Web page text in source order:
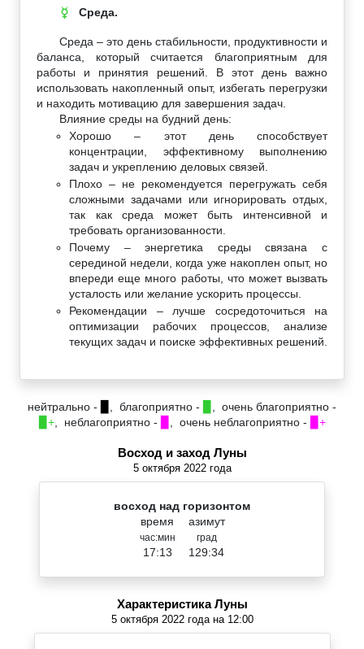
☿ Среда.
Среда – это день стабильности, продуктивности и
баланса, который считается благоприятным для
работы и принятия решений. В этот день важно
использовать накопленный опыт, избегать перегрузки
и находить мотивацию для завершения задач.
Влияние среды на будний день:
Хорошо – этот день способствует
концентрации, эффективному выполнению
задач и укреплению деловых связей.
Плохо – не рекомендуется перегружать себя
сложными задачами или игнорировать отдых,
так как среда может быть интенсивной и
требовать организованности.
Почему – энергетика среды связана с
серединой недели, когда уже накоплен опыт, но
впереди еще много работы, что может вызвать
усталость или желание ускорить процессы.
Рекомендации – лучше сосредоточиться на
оптимизации рабочих процессов, анализе
текущих задач и поиске эффективных решений.
нейтрально - , благоприятно -
, очень благоприятно -
▉+, неблагоприятно - , очень неблагоприятно - ▉+
Восход и заход Луны
5 октября 2022 года
восход над горизонтом
время
час:мин
17:13
азимут
град
129:34
Характеристика Луны
5 октября 2022 года на 12:00